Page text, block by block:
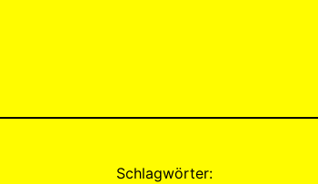
Schlagwörter: